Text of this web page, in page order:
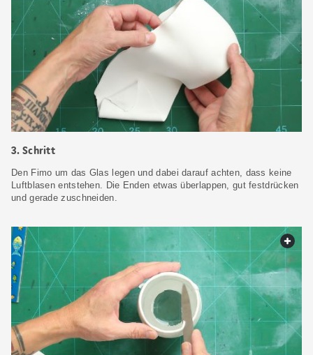
3. Schritt
Den Fimo um das Glas legen und dabei darauf achten, dass keine
Luftblasen entstehen. Die Enden etwas überlappen, gut festdrücken
und gerade zuschneiden.